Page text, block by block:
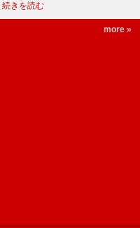
続きを読む
more »